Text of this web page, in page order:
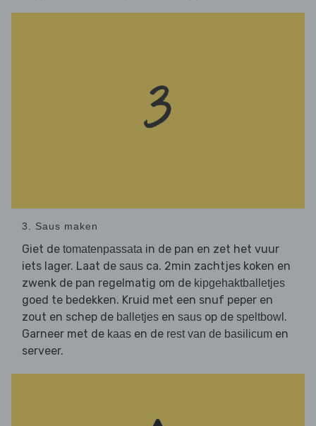
3. Saus maken
Giet de tomatenpassata in de pan en zet het vuur
iets lager. Laat de saus ca. 2min zachtjes koken en
zwenk de pan regelmatig om de kipgehaktballetjes
goed te bedekken. Kruid met een snuf peper en
zout en schep de balletjes en saus op de speltbowl .
Garneer met de kaas en de rest van de basilicum en
serveer.